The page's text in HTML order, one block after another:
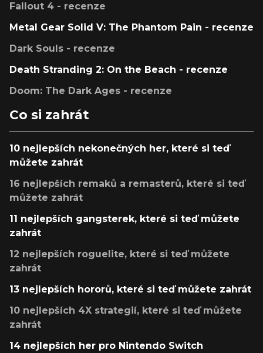
Fallout 4 - recenze
Metal Gear Solid V: The Phantom Pain - recenze
Dark Souls - recenze
Death Stranding 2: On the Beach - recenze
Doom: The Dark Ages - recenze
Co si zahrát
10 nejlepších nekonečných her, které si teď
můžete zahrát
16 nejlepších remaků a remasterů, které si teď
můžete zahrát
11 nejlepších gangsterek, které si teď můžete
zahrát
12 nejlepších roguelite, které si teď můžete
zahrát
13 nejlepších hororů, které si teď můžete zahrát
10 nejlepších 4X strategií, které si teď můžete
zahrát
14 nejlepších her pro Nintendo Switch